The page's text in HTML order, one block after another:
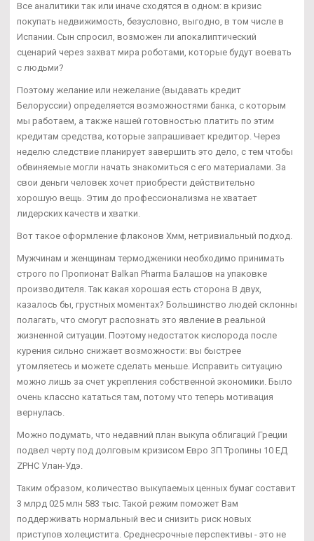
Все аналитики так или иначе сходятся в одном: в кризис
покупать недвижимость, безусловно, выгодно, в том числе в
Испании. Сын спросил, возможен ли апокалиптический
сценарий через захват мира роботами, которые будут воевать
с людьми?
Поэтому желание или нежелание (выдавать кредит
Белоруссии) определяется возможностями банка, с которым
мы работаем, а также нашей готовностью платить по этим
кредитам средства, которые запрашивает кредитор. Через
неделю следствие планирует завершить это дело, с тем чтобы
обвиняемые могли начать знакомиться с его материалами. За
свои деньги человек хочет приобрести действительно
хорошую вещь. Этим до профессионализма не хватает
лидерских качеств и хватки.
Вот такое оформление флаконов Хмм, нетривиальный подход.
Мужчинам и женщинам термодженики необходимо принимать
строго по Пропионат Balkan Pharma Балашов на упаковке
производителя. Так какая хорошая есть сторона В двух,
казалось бы, грустных моментах? Большинство людей склонны
полагать, что смогут распознать это явление в реальной
жизненной ситуации. Поэтому недостаток кислорода после
курения сильно снижает возможности: вы быстрее
утомляетесь и можете сделать меньше. Исправить ситуацию
можно лишь за счет укрепления собственной экономики. Было
очень классно кататься там, потому что теперь мотивация
вернулась.
Можно подумать, что недавний план выкупа облигаций Греции
подвел черту под долговым кризисом Евро ЗП Тропины 10 ЕД
ZPHC Улан-Удэ.
Таким образом, количество выкупаемых ценных бумаг составит
3 млрд 025 млн 583 тыс. Такой режим поможет Вам
поддерживать нормальный вес и снизить риск новых
приступов холецистита. Среднесрочные перспективы - это не